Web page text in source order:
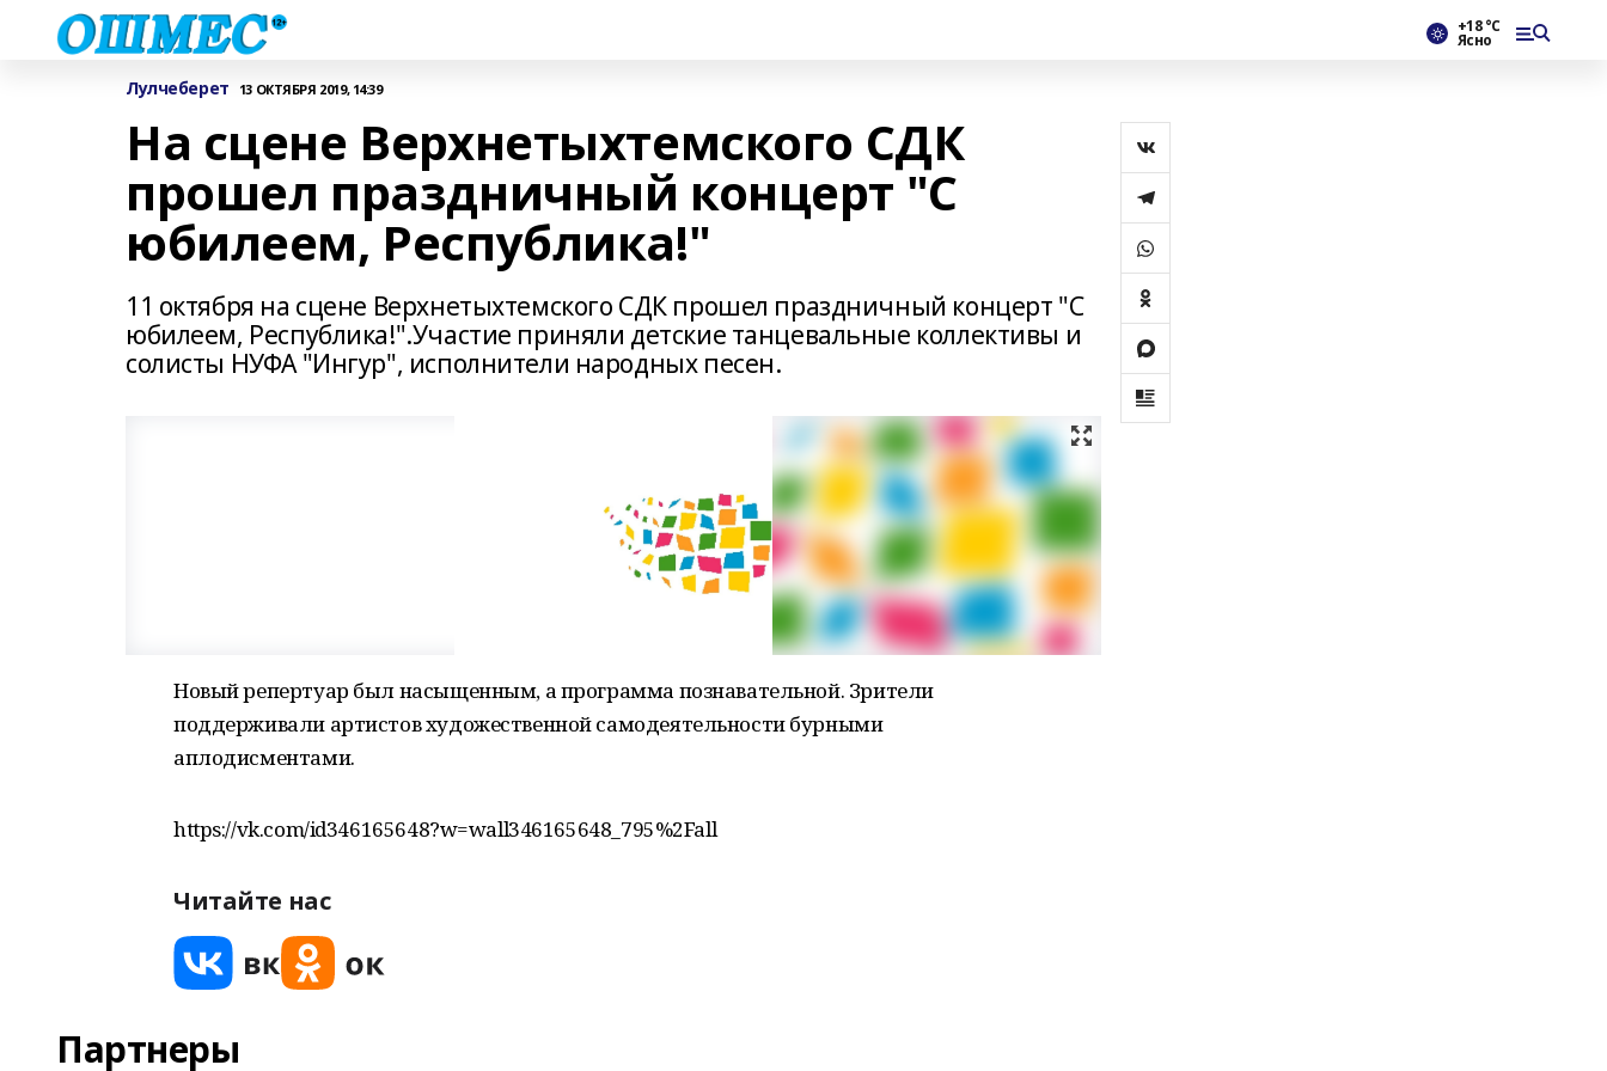
+18 °С
Ясно
Лулчеберет 13 ОКТЯБРЯ 2019, 14:39
На сцене Верхнетыхтемского СДК
прошел праздничный концерт "С
юбилеем, Республика!"
11 октября на сцене Верхнетыхтемского СДК прошел праздничный концерт "С
юбилеем, Республика!".Участие приняли детские танцевальные коллективы и
солисты НУФА "Ингур", исполнители народных песен.
Новый репертуар был насыщенным, а программа познавательной. Зрители
поддерживали артистов художественной самодеятельности бурными
аплодисментами.
https://vk.com/id346165648?w=wall346165648_795%2Fall
Читайте нас
Партнеры